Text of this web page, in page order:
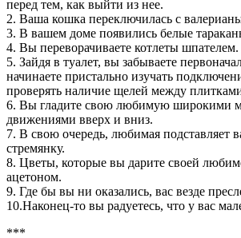
перед тем, как выйти из нее.
2. Ваша кошка переключилась с
3. В вашем доме появились белые
4. Вы переворачиваете котлеты шпателем.
5. Зайдя в туалет, вы забываете
начинаете пристально изучать
проверять наличие щелей между
6. Вы гладите свою любимую широкими
движениями вверх и вниз.
7. В свою очередь, любимая подставляет
стремянку.
8. Цветы, которые вы дарите своей
ацетоном.
9. Где бы вы ни оказались, вас везде
10.Наконец-то вы радуетесь, что у вас
***